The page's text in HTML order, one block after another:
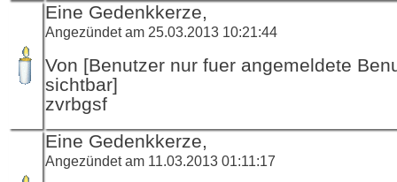
Eine Gedenkkerze,
Angezündet am 25.03.2013 10:21:44
Von [Benutzer nur fuer angemeldete
sichtbar]
zvrbgsf
Eine Gedenkkerze,
Angezündet am 11.03.2013 01:11:17